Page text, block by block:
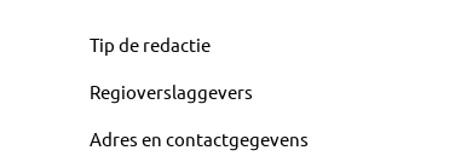
Tip de redactie
Regioverslaggevers
Adres en contactgegevens